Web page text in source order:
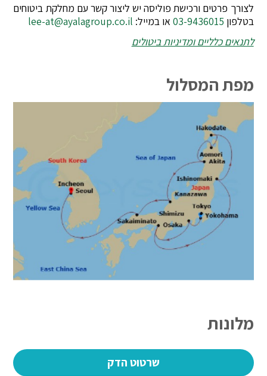
לצורך פרטים ורכישת פוליסה יש ליצור קשר עם מחלקת ביטוחים
בטלפון 03-9436015 או במייל: lee-at@ayalagroup.co.il
לתנאים כלליים ומדיניות ביטולים
מפת המסלול
מלונות
שרטוט הדק